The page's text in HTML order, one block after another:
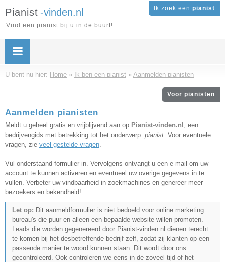
Ik zoek een pianist
Pianist -vinden.nl
Vind een pianist bij u in de buurt!
U bent nu hier: Home » Ik ben een pianist » Aanmelden pianisten
Voor pianisten
Aanmelden pianisten
Meldt u geheel gratis en vrijblijvend aan op Pianist-vinden.nl , een
bedrijvengids met betrekking tot het onderwerp: pianist. Voor eventuele
vragen, zie veel gestelde vragen.
Vul onderstaand formulier in. Vervolgens ontvangt u een e-mail om uw
account te kunnen activeren en eventueel uw overige gegevens in te
vullen. Verbeter uw vindbaarheid in zoekmachines en genereer meer
bezoekers en bekendheid!
Let op: Dit aanmeldformulier is niet bedoeld voor online marketing
bureau's die puur en alleen een bepaalde website willen promoten.
Leads die worden gegenereerd door Pianist-vinden.nl dienen terecht
te komen bij het desbetreffende bedrijf zelf, zodat zij klanten op een
passende manier te woord kunnen staan. Dit wordt door ons
gecontroleerd. Ook controleren we eens in de zoveel tijd of het